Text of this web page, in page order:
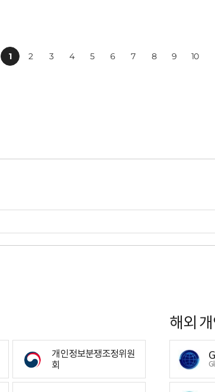
1 2 3 4 5 6 7 8 9 10
개인정보분쟁조정위원
회
해외